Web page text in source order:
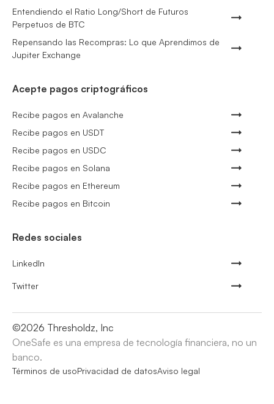
Entendiendo el Ratio Long/Short de Futuros
Perpetuos de BTC
Repensando las Recompras: Lo que Aprendimos de
Jupiter Exchange
Acepte pagos criptográficos
Recibe pagos en Avalanche
Recibe pagos en USDT
Recibe pagos en USDC
Recibe pagos en Solana
Recibe pagos en Ethereum
Recibe pagos en Bitcoin
Redes sociales
LinkedIn
Twitter
©2026 Thresholdz, Inc
OneSafe es una empresa de tecnología financiera, no un
banco.
Términos de usoPrivacidad de datosAviso legal